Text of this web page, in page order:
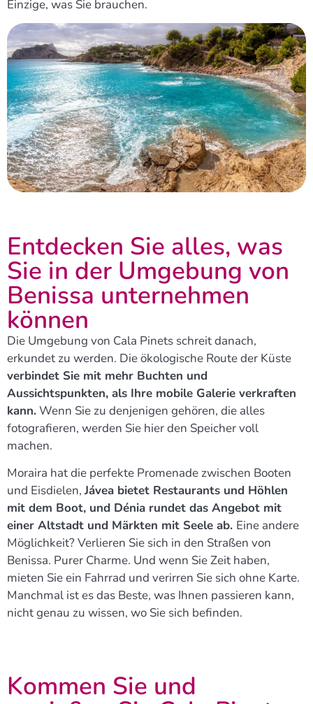
Einzige, was Sie brauchen.
Entdecken Sie alles, was
Sie in der Umgebung von
Benissa unternehmen
können
Die Umgebung von Cala Pinets schreit danach,
erkundet zu werden. Die ökologische Route der Küste
verbindet Sie mit mehr Buchten und
Aussichtspunkten, als Ihre mobile Galerie verkraften
kann.Wenn Sie zu denjenigen gehören, die alles
fotografieren, werden Sie hier den Speicher voll
machen.
Moraira hat die perfekte Promenade zwischen Booten
und Eisdielen,Jávea bietet Restaurants und Höhlen
mit dem Boot, und Dénia rundet das Angebot mit
einer Altstadt und Märkten mit Seele ab. Eine andere
Möglichkeit? Verlieren Sie sich in den Straßen von
Benissa. Purer Charme. Und wenn Sie Zeit haben,
mieten Sie ein Fahrrad und verirren Sie sich ohne Karte.
Manchmal ist es das Beste, was Ihnen passieren kann,
nicht genau zu wissen, wo Sie sich befinden.
Kommen Sie und